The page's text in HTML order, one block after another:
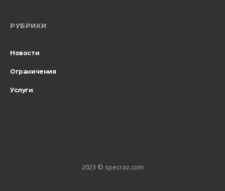
РУБРИКИ
Новости
Ограничения
Услуги
2023 © specraz.com